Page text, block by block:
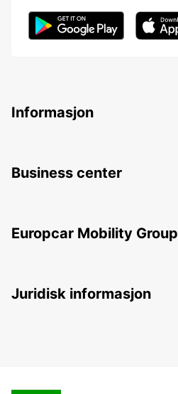
Informasjon
Business center
Europcar Mobility Group
Juridisk informasjon